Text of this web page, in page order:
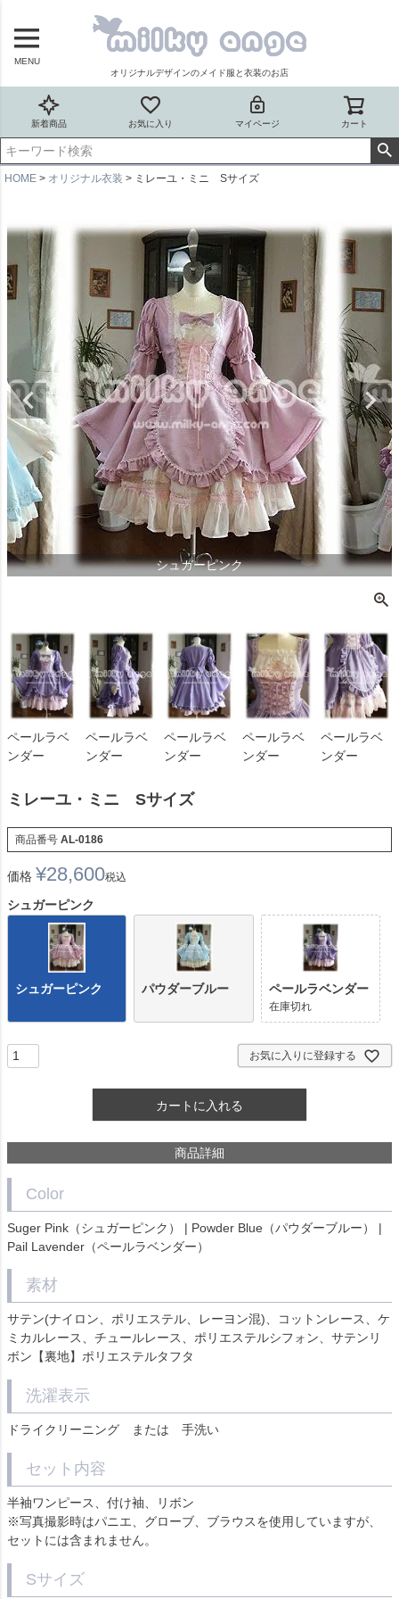
MENU
オリジナルデザインのメイド服と衣装のお店
新着商品 お気に入り マイページ カート
HOME オリジナル衣装 ミレーユ・ミニ Sサイズ
シュガーピンク
ペールラベ
ンダー
ペールラベ
ンダー
ペールラベ
ンダー
ペールラベ
ンダー
ペールラベ
ンダー
ミレーユ・ミニ Sサイズ
商品番号 AL-0186
価格 ¥28,600税込
シュガーピンク
シュガーピンク パウダーブルー ペールラベンダー
在庫切れ
お気に入りに登録する
カートに入れる
商品詳細
Color
Suger Pink（シュガーピンク） | Powder Blue（パウダーブルー） |
Pail Lavender（ペールラベンダー）
素材
サテン(ナイロン、ポリエステル、レーヨン混)、コットンレース、ケ
ミカルレース、チュールレース、ポリエステルシフォン、サテンリ
ボン【裏地】ポリエステルタフタ
洗濯表示
ドライクリーニング または 手洗い
セット内容
半袖ワンピース、付け袖、リボン
※写真撮影時はパニエ、グローブ、ブラウスを使用していますが、
セットには含まれません。
Sサイズ